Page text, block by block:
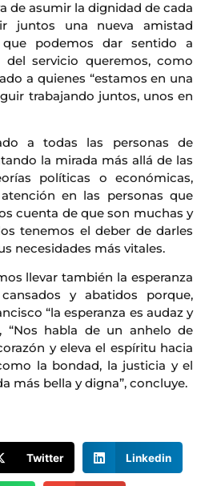
de asumir la dignidad de cada
juntos una nueva amistad
podemos dar sentido a
del servicio queremos, como
a quienes “estamos en una
trabajando juntos, unos en
a todas las personas de
la mirada más allá de las
políticas o económicas,
en las personas que
cuenta de que son muchas y
tenemos el deber de darles
necesidades más vitales.
llevar también la esperanza
y abatidos porque,
“la esperanza es audaz y
“Nos habla de un anhelo de
y eleva el espíritu hacia
la bondad, la justicia y el
más bella y digna”, concluye.
Twitter Linkedin